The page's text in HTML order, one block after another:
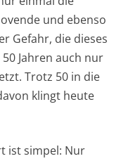
und ebenso
Gefahr, die dieses
Jahren auch nur
Trotz 50 in die
klingt heute
ist simpel: Nur